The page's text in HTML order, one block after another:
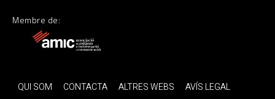
Membre de:
QUI SOM CONTACTA ALTRES WEBS AVÍS LEGAL